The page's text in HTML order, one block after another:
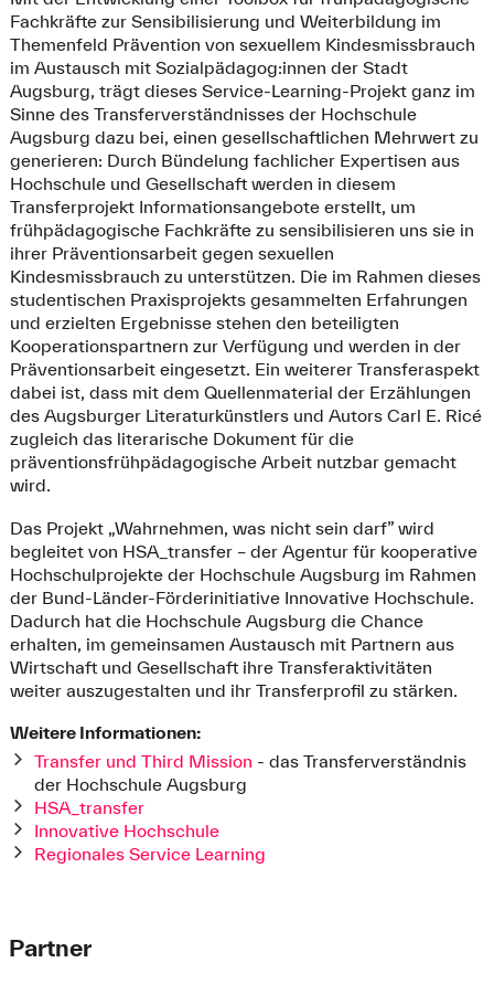
Fachkräfte zur Sensibilisierung und Weiterbildung im
Themenfeld Prävention von sexuellem Kindesmissbrauch
im Austausch mit Sozialpädagog:innen der Stadt
Augsburg, trägt dieses Service-Learning-Projekt ganz im
Sinne des Transferverständnisses der Hochschule
Augsburg dazu bei, einen gesellschaftlichen Mehrwert zu
generieren: Durch Bündelung fachlicher Expertisen aus
Hochschule und Gesellschaft werden in diesem
Transferprojekt Informationsangebote erstellt, um
frühpädagogische Fachkräfte zu sensibilisieren uns sie in
ihrer Präventionsarbeit gegen sexuellen
Kindesmissbrauch zu unterstützen. Die im Rahmen dieses
studentischen Praxisprojekts gesammelten Erfahrungen
und erzielten Ergebnisse stehen den beteiligten
Kooperationspartnern zur Verfügung und werden in der
Präventionsarbeit eingesetzt. Ein weiterer Transferaspekt
dabei ist, dass mit dem Quellenmaterial der Erzählungen
des Augsburger Literaturkünstlers und Autors Carl E. Ricé
zugleich das literarische Dokument für die
präventionsfrühpädagogische Arbeit nutzbar gemacht
wird.
Das Projekt „Wahrnehmen, was nicht sein darf” wird
begleitet von HSA_transfer – der Agentur für kooperative
Hochschulprojekte der Hochschule Augsburg im Rahmen
der Bund-Länder-Förderinitiative Innovative Hochschule.
Dadurch hat die Hochschule Augsburg die Chance
erhalten, im gemeinsamen Austausch mit Partnern aus
Wirtschaft und Gesellschaft ihre Transferaktivitäten
weiter auszugestalten und ihr Transferprofil zu stärken.
Weitere Informationen:
Transfer und Third Mission - das Transferverständnis
der Hochschule Augsburg
HSA_transfer
Innovative Hochschule
Regionales Service Learning
Partner